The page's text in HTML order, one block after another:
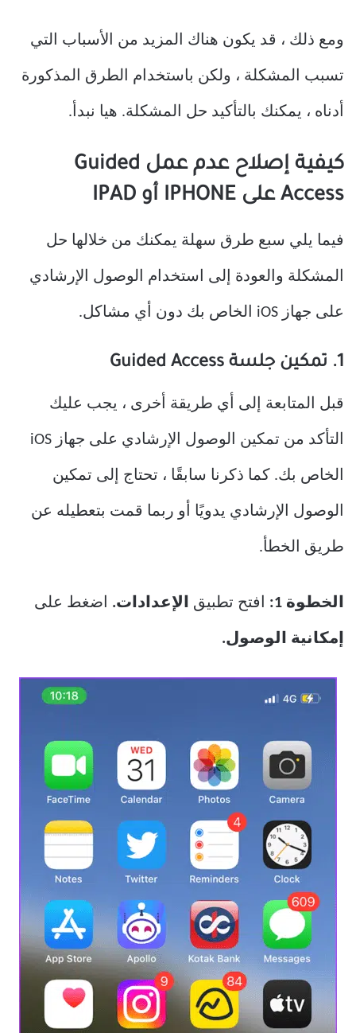
ومع ذلك ، قد يكون هناك المزيد من الأسباب التي
تسبب المشكلة ، ولكن باستخدام الطرق المذكورة
أدناه ، يمكنك بالتأكيد حل المشكلة. هيا نبدأ.
كيفية إصلاح عدم عمل Guided
Access على IPHONE أو IPAD
فيما يلي سبع طرق سهلة يمكنك من خلالها حل
المشكلة والعودة إلى استخدام الوصول الإرشادي
على جهاز iOS الخاص بك دون أي مشاكل.
1. تمكين جلسة Guided Access
قبل المتابعة إلى أي طريقة أخرى ، يجب عليك
التأكد من تمكين الوصول الإرشادي على جهاز iOS
الخاص بك. كما ذكرنا سابقًا ، تحتاج إلى تمكين
الوصول الإرشادي يدويًا أو ربما قمت بتعطيله عن
طريق الخطأ.
الخطوة 1: افتح تطبيق الإعدادات. اضغط على
إمكانية الوصول.